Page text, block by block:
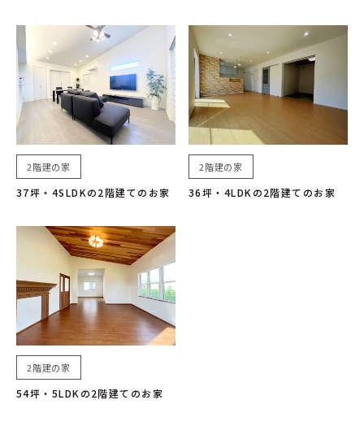
2階建の家
37坪・4SLDKの2階建てのお家
2階建の家
36坪・4LDKの2階建てのお家
2階建の家
54坪・5LDKの2階建てのお家